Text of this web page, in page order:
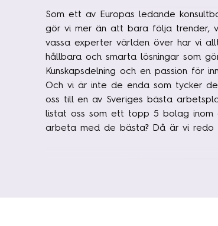
Som ett av Europas ledande
gör vi mer än att bara följa trender,
vassa experter världen över har vi
hållbara och smarta lösningar som
Kunskapsdelning och en passion för
Och vi är inte de enda som tycker
oss till en av Sveriges bästa
listat oss som ett topp 5 bolag inom
arbeta med de bästa? Då är vi